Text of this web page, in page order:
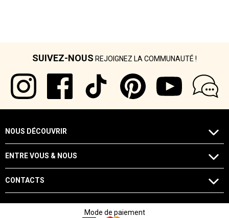
SUIVEZ-NOUS REJOIGNEZ LA COMMUNAUTÉ !
NOUS DÉCOUVRIR
ENTRE VOUS & NOUS
CONTACTS
Mode de paiement